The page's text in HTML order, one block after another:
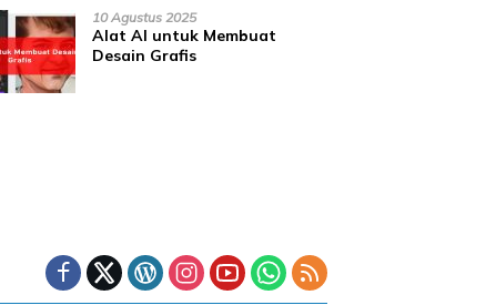
10 Agustus 2025
Alat AI untuk Membuat
Desain Grafis